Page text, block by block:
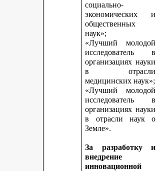
социально-
экономических и
общественных
наук»;
«Лучший молодой
исследователь в
организациях науки
в отрасли
медицинских наук»;
«Лучший молодой
исследователь в
организациях науки
в отрасли наук о
Земле».
За разработку и
внедрение
инновационной